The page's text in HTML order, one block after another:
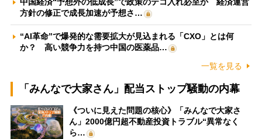
中国経済“予想外の低成長”で政策のテコ入れ必至か 経済運営
方針の修正で成長加速が予想さ…
“AI革命”で爆発的な需要拡大が見込まれる「CXO」とは何
か？ 高い競争力を持つ中国の医薬品…
一覧を見る
「みんなで大家さん」配当ストップ騒動の内幕
《ついに見えた問題の核心》「みんなで大家さ
ん」2000億円超不動産投資トラブル“異常なく
ら…